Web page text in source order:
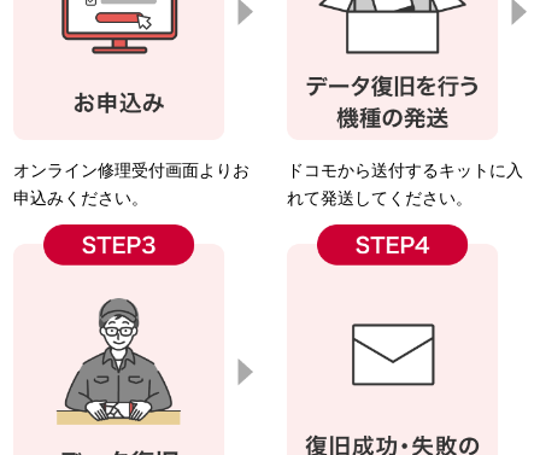
オンライン修理受付画面よりお
申込みください。
ドコモから送付するキットに入
れて発送してください。